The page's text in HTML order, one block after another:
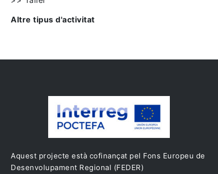
Altre tipus d'activitat
Aquest projecte està cofinançat pel Fons Europeu de
Desenvolupament Regional (FEDER)